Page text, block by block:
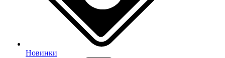
Новинки